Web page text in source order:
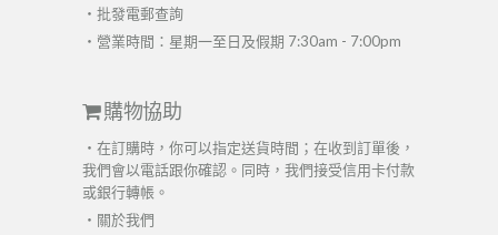
・ 批發電郵查詢
・營業時間：星期一至日及假期 7:30am - 7:00pm
購物協助
・在訂購時，你可以指定送貨時間；在收到訂單後，
我們會以電話跟你確認。同時，我們接受信用卡付款
或銀行轉帳。
・ 關於我們